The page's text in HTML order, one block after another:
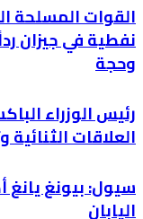
القوات المسلحة
نفطية في جيزان
وحجة
رئيس الوزراء
العلاقات
سيول: بيونغ يانغ
اليابان